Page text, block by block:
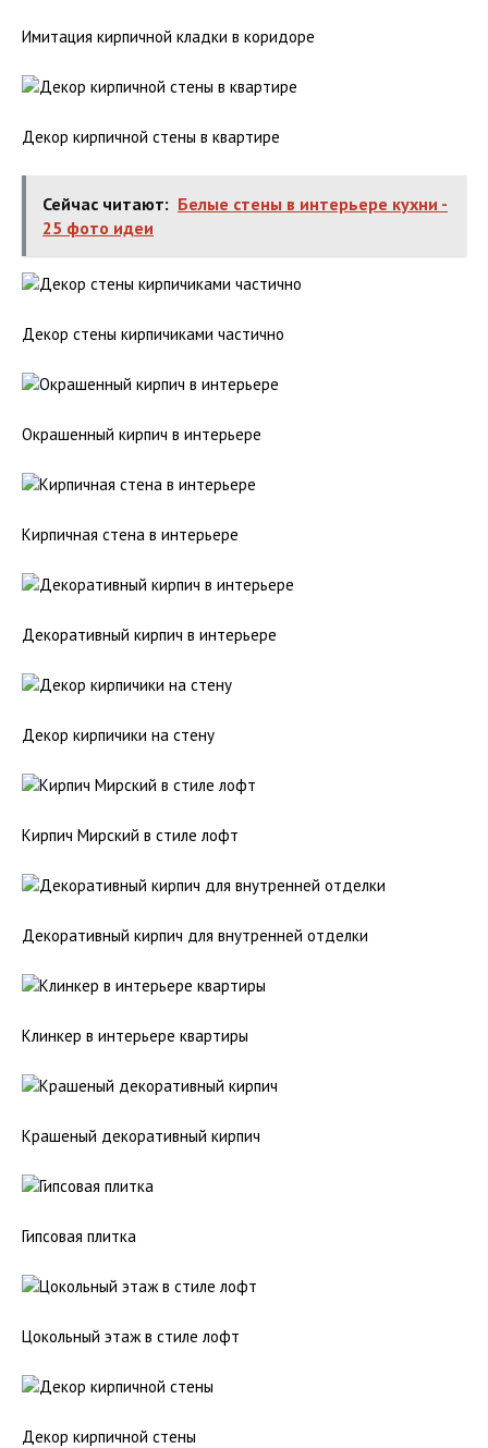
Имитация кирпичной кладки в коридоре
Декор кирпичной стены в квартире
Сейчас читают: Белые стены в интерьере кухни -
25 фото идеи
Декор стены кирпичиками частично
Окрашенный кирпич в интерьере
Кирпичная стена в интерьере
Декоративный кирпич в интерьере
Декор кирпичики на стену
Кирпич Мирский в стиле лофт
Декоративный кирпич для внутренней отделки
Клинкер в интерьере квартиры
Крашеный декоративный кирпич
Гипсовая плитка
Цокольный этаж в стиле лофт
Декор кирпичной стены